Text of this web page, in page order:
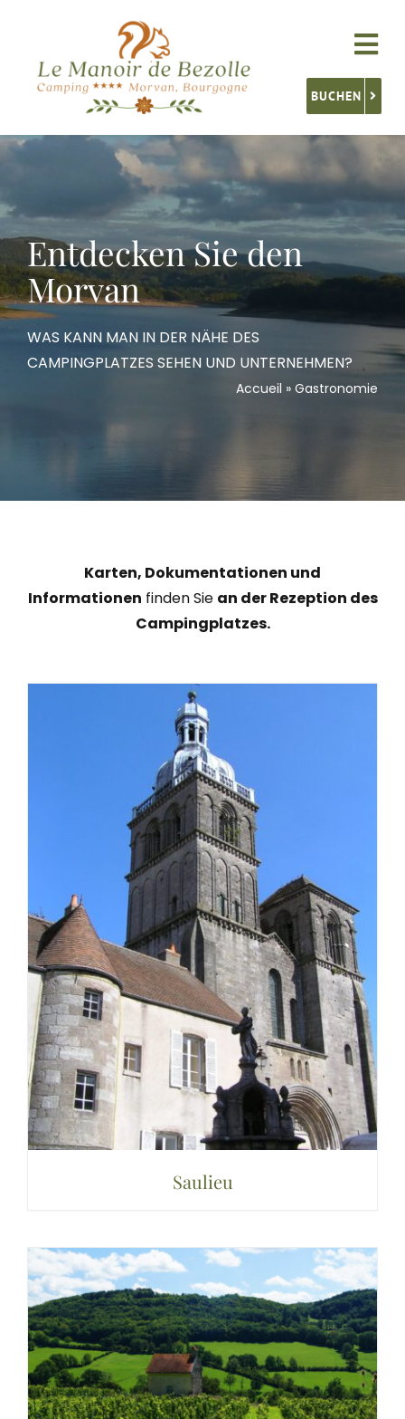
content
Unterkünfte
Service
Aktivitäten
Burgund Entdecken
BUCHEN
Entdecken Sie den
Morvan
WAS KANN MAN IN DER NÄHE DES
CAMPINGPLATZES SEHEN UND UNTERNEHMEN?
Accueil »Gastronomie
Karten, Dokumentationen und
Informationen finden Sie an der Rezeption des
Campingplatzes.
Saulieu